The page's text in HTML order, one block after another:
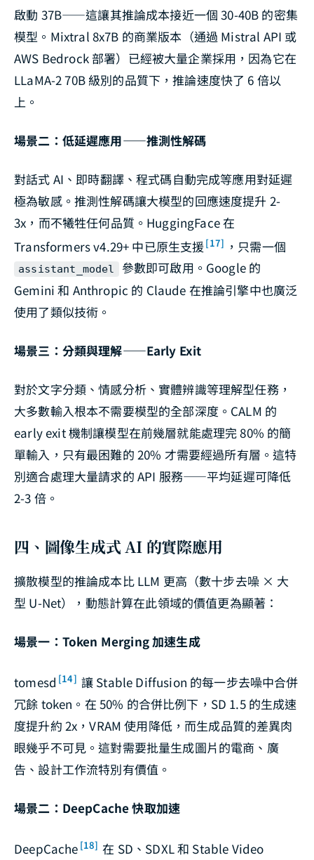
啟動 37B——這讓其推論成本接近一個 30-40B 的密集
模型。Mixtral 8x7B 的商業版本（通過 Mistral API 或
AWS Bedrock 部署）已經被大量企業採用，因為它在
LLaMA-2 70B 級別的品質下，推論速度快了 6 倍以
上。
場景二：低延遲應用——推測性解碼
對話式 AI、即時翻譯、程式碼自動完成等應用對延遲
極為敏感。推測性解碼讓大模型的回應速度提升 2-
3x，而不犧牲任何品質。HuggingFace 在
Transformers v4.29+ 中已原生支援[17] ，只需一個
assistant_model
參數即可啟用。Google 的
Gemini 和 Anthropic 的 Claude 在推論引擎中也廣泛
使用了類似技術。
場景三：分類與理解——Early Exit
對於文字分類、情感分析、實體辨識等理解型任務，
大多數輸入根本不需要模型的全部深度。CALM 的
early exit 機制讓模型在前幾層就能處理完 80% 的簡
單輸入，只有最困難的 20% 才需要經過所有層。這特
別適合處理大量請求的 API 服務——平均延遲可降低
2-3 倍。
四、圖像生成式 AI 的實際應用
擴散模型的推論成本比 LLM 更高（數十步去噪 × 大
型 U-Net），動態計算在此領域的價值更為顯著：
場景一：Token Merging 加速生成
tomesd [14] 讓 Stable Diffusion 的每一步去噪中合併
冗餘 token。在 50% 的合併比例下，SD 1.5 的生成速
度提升約 2x，VRAM 使用降低，而生成品質的差異肉
眼幾乎不可見。這對需要批量生成圖片的電商、廣
告、設計工作流特別有價值。
場景二：DeepCache 快取加速
DeepCache [18] 在 SD、SDXL 和 Stable Video